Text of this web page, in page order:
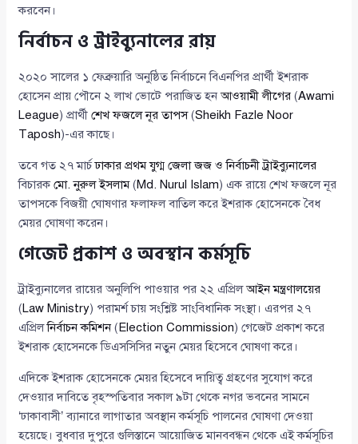
করবেন।
নির্বাচন ও ট্রাইব্যুনালের রায়
২০২০ সালের ১ ফেব্রুয়ারি অনুষ্ঠিত নির্বাচনে বিএনপির প্রার্থী ইশরাক
হোসেন প্রায় পৌনে ২ লাখ ভোটে পরাজিত হনআওয়ামী লীগের (Awami
League) প্রার্থীশেখ ফজলে নূর তাপস(Sheikh Fazle Noor
Taposh)-এর কাছে।
তবে গত ২৭ মার্চঢাকার প্রথম যুগ্ম জেলা জজ ও নির্বাচনী ট্রাইব্যুনালের
বিচারকমো. নুরুল ইসলাম(Md. Nurul Islam) এক রায়ে শেখ ফজলে নূর
তাপসকে বিজয়ী ঘোষণার ফলাফল বাতিল করে ইশরাক হোসেনকে বৈধ
মেয়র ঘোষণা করেন।
গেজেট প্রকাশ ও অবস্থান কর্মসূচি
ট্রাইব্যুনালের রায়ের অনুলিপি পাওয়ার পর ২২ এপ্রিলআইন মন্ত্রণালয়ের
(Law Ministry) পরামর্শ চায় সংশ্লিষ্ট সাংবিধানিক সংস্থা। এরপর ২৭
এপ্রিলনির্বাচন কমিশন( Election Commission) গেজেট প্রকাশ করে
ইশরাক হোসেনকে ডিএসসিসির নতুন মেয়র হিসেবে ঘোষণা করে।
এদিকে ইশরাক হোসেনকে মেয়র হিসেবে দায়িত্ব গ্রহণের সুযোগ করে
দেওয়ার দাবিতে বৃহস্পতিবার সকাল ৯টা থেকে নগর ভবনের সামনে
‘ঢাকাবাসী’ ব্যানারে লাগাতার অবস্থান কর্মসূচি পালনের ঘোষণা দেওয়া
হয়েছে। বুধবার দুপুরে গুলিস্তানে আয়োজিত মানববন্ধন থেকে এই কর্মসূচির